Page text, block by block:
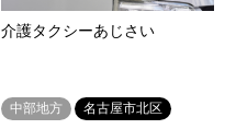
介護タクシーあじさい
中部地方 名古屋市北区